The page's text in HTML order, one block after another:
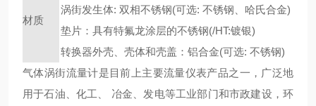
材质
涡街发生体: 双相不锈钢(可选: 不锈钢、哈氏合金)
垫片：具有特氟龙涂层的不锈钢(/HT:镀银)
转换器外壳、壳体和壳盖：铝合金(可选: 不锈钢)
气体涡街流量计是目前上主要流量仪表产品之一，广泛地
用于石油、化工、 冶金、发电等工业部门和市政建设，环